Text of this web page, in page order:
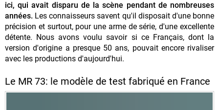
ici, qui avait disparu de la scène pendant de nombreuses
années. Les connaisseurs savent qu'il disposait d'une bonne
précision et surtout, pour une arme de série, d'une excellente
détente. Nous avons voulu savoir si ce Français, dont la
version d'origine a presque 50 ans, pouvait encore rivaliser
avec les productions d'aujourd'hui.
Le MR 73: le modèle de test fabriqué en France